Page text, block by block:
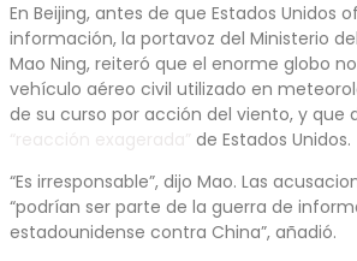
En Beijing, antes de que Estados Unidos
información, la portavoz del Ministerio
Mao Ning, reiteró que el enorme globo
vehículo aéreo civil utilizado en
de su curso por acción del viento, y que
de Estados Unidos.
“Es irresponsable”, dijo Mao. Las
“podrían ser parte de la guerra de
estadounidense contra China”, añadió.